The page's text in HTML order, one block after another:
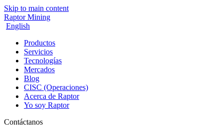
Skip to main content
Raptor Mining
English
Productos
Servicios
Tecnologías
Mercados
Blog
CISC (Operaciones)
Acerca de Raptor
Yo soy Raptor
Contáctanos